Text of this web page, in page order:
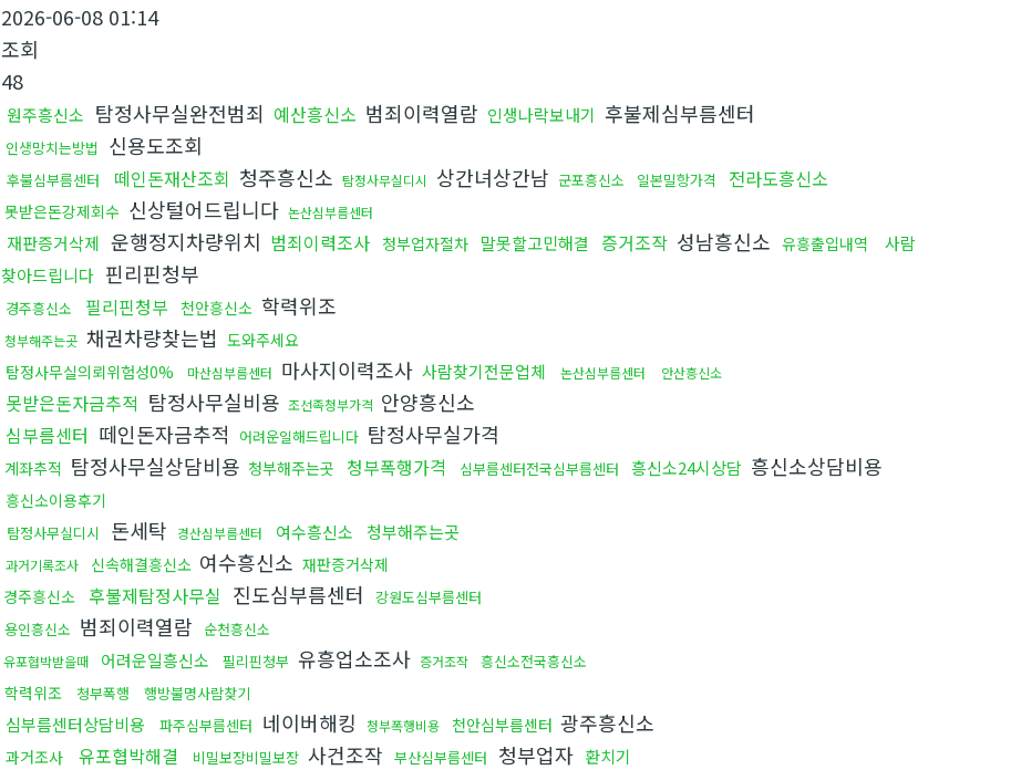
2026-06-08 01:14
조회
48
원주흥신소 탐정사무실완전범죄 예산흥신소 범죄이력열람 인생나락보내기 후불제심부름센터
인생망치는방법 신용도조회
후불심부름센터 떼인돈재산조회 청주흥신소 탐정사무실디시 상간녀상간남 군포흥신소 일본밀항가격 전라도흥신소
못받은돈강제회수 신상털어드립니다 논산심부름센터
재판증거삭제 운행정지차량위치 범죄이력조사 청부업자절차 말못할고민해결 증거조작 성남흥신소 유흥출입내역
사람
찾아드립니다 핀리핀청부
경주흥신소 필리핀청부 천안흥신소 학력위조
청부해주는곳 채권차량찾는법 도와주세요
탐정사무실의뢰위험성0%
마산심부름센터 마사지이력조사 사람찾기전문업체 논산심부름센터 안산흥신소
못받은돈자금추적 탐정사무실비용 조선족청부가격 안양흥신소
심부름센터 떼인돈자금추적 어려운일해드립니다 탐정사무실가격
계좌추적 탐정사무실상담비용 청부해주는곳 청부폭행가격 심부름센터전국심부름센터 흥신소24시상담 흥신소상담비용
흥신소이용후기
탐정사무실디시 돈세탁 경산심부름센터 여수흥신소 청부해주는곳
과거기록조사 신속해결흥신소 여수흥신소 재판증거삭제
경주흥신소
후불제탐정사무실 진도심부름센터
강원도심부름센터
용인흥신소 범죄이력열람 순천흥신소
유포협박받을때 어려운일흥신소 필리핀청부 유흥업소조사 증거조작 흥신소전국흥신소
학력위조 청부폭행 행방불명사람찾기
심부름센터상담비용 파주심부름센터 네이버해킹 청부폭행비용 천안심부름센터 광주흥신소
과거조사 유포협박해결 비밀보장비밀보장 사건조작 부산심부름센터 청부업자 환치기